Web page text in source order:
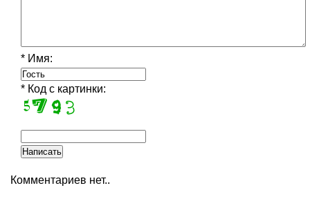
* Имя:
* Код с картинки:
Комментариев нет..